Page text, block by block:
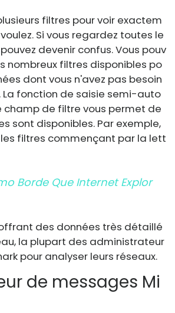
filtres pour voir exactem
Si vous regardez toutes le
devenir confus. Vous pouv
nombreux filtres disponibles po
dont vous n'avez pas besoin
La fonction de saisie semi-auto
de filtre vous permet de
sont disponibles. Par exemple,
filtres commençant par la lett
Borde Que Internet Explor
des données très détaillé
la plupart des administrateur
pour analyser leurs réseaux.
de messages Mi